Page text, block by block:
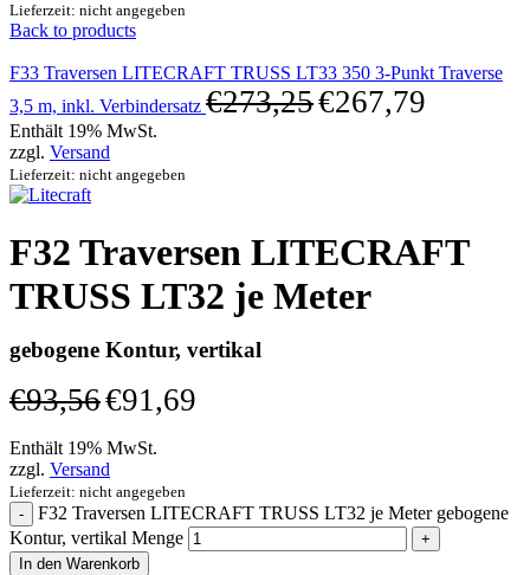
Lieferzeit: nicht angegeben
Back to products
F33 Traversen LITECRAFT TRUSS LT33 350 3-Punkt Traverse
3,5 m, inkl. Verbindersatz €273,25€267,79
Enthält 19% MwSt.
zzgl. Versand
Lieferzeit: nicht angegeben
F32 Traversen LITECRAFT
TRUSS LT32 je Meter
gebogene Kontur, vertikal
€93,56€91,69
Enthält 19% MwSt.
zzgl. Versand
Lieferzeit: nicht angegeben
F32 Traversen LITECRAFT TRUSS LT32 je Meter gebogene
Kontur, vertikal Menge
In den Warenkorb